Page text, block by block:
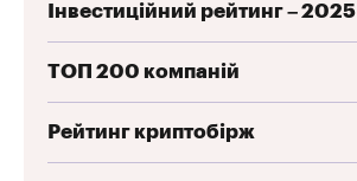
Інвестиційний рейтинг – 2025
ТОП 200 компаній
Рейтинг криптобірж